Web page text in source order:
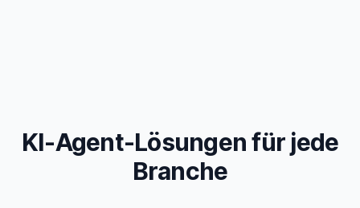
KI-Agent-Lösungen für jede
Branche